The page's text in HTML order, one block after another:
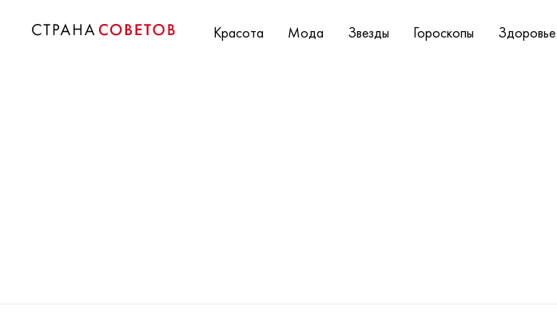
Красота Мода Звезды Гороскопы Здоровье